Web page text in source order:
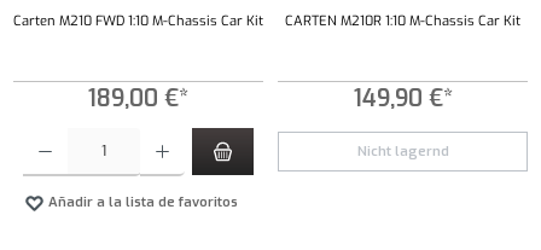
Carten M210 FWD 1:10 M-Chassis Car Kit
189,00 €*
Cantidad del producto: introduce la cantidad deseada o usa los botones para aumentar o
Añadir a la lista de favoritos
CARTEN M210R 1:10 M-Chassis Car Kit
149,90 €*
Nicht lagernd